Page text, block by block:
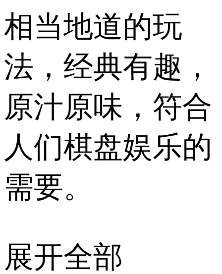
相当地道的玩
法，经典有趣，
原汁原味，符合
人们棋盘娱乐的
需要。
展开全部